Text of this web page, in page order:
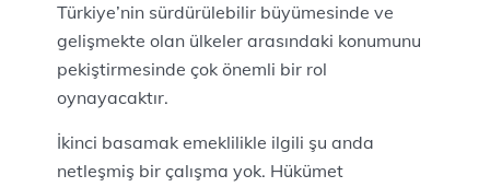
Türkiye’nin sürdürülebilir büyümesinde ve
gelişmekte olan ülkeler arasındaki konumunu
pekiştirmesinde çok önemli bir rol
oynayacaktır.
İkinci basamak emeklilikle ilgili şu anda
netleşmiş bir çalışma yok. Hükümet